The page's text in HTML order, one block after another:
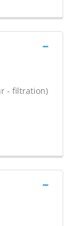
- filtration)